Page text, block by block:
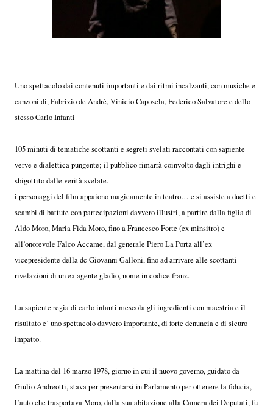
Uno spettacolo dai contenuti importanti e dai ritmi incalzanti, con musiche e
canzoni di, Fabrizio de Andrè, Vinicio Caposela, Federico Salvatore e dello
stesso Carlo Infanti
105 minuti di tematiche scottanti e segreti svelati raccontati con sapiente
verve e dialettica pungente; il pubblico rimarrà coinvolto dagli intrighi e
sbigottito dalle verità svelate.
i personaggi del film appaiono magicamente in teatro….e si assiste a duetti e
scambi di battute con partecipazioni davvero illustri, a partire dalla figlia di
Aldo Moro, Maria Fida Moro, fino a Francesco Forte (ex minsitro) e
all’onorevole Falco Accame, dal generale Piero La Porta all’ex
vicepresidente della dc Giovanni Galloni, fino ad arrivare alle scottanti
rivelazioni di un ex agente gladio, nome in codice franz.
La sapiente regia di carlo infanti mescola gli ingredienti con maestria e il
risultato e’ uno spettacolo davvero importante, di forte denuncia e di sicuro
impatto.
La mattina del 16 marzo 1978, giorno in cui il nuovo governo, guidato da
Giulio Andreotti, stava per presentarsi in Parlamento per ottenere la fiducia,
l’auto che trasportava Moro, dalla sua abitazione alla Camera dei Deputati, fu